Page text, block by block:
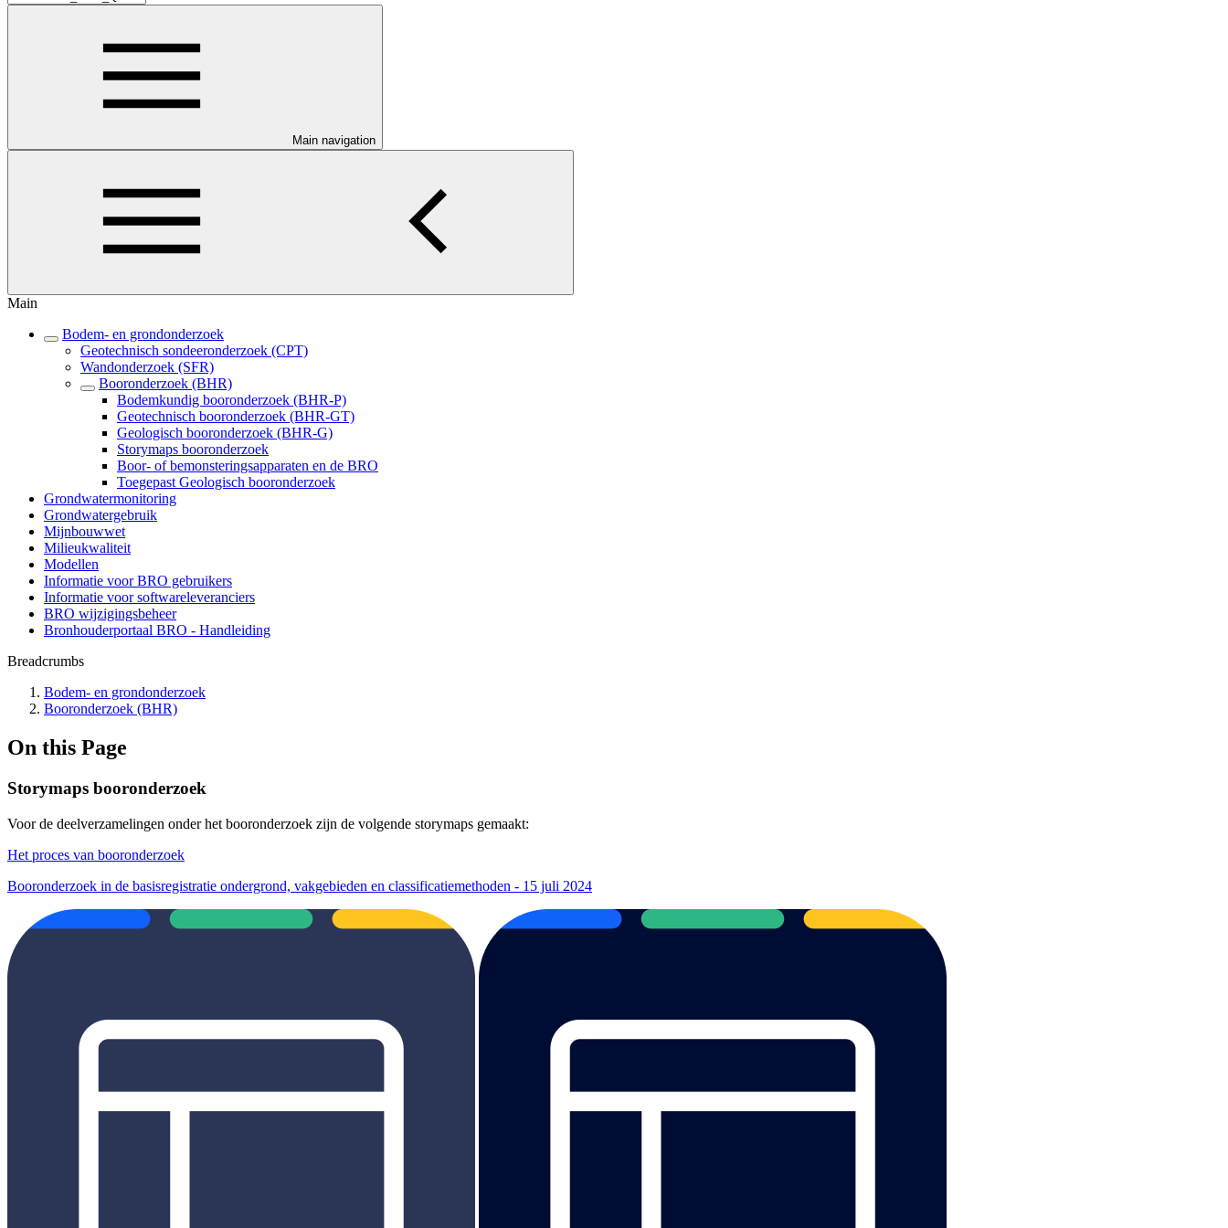
Main navigation
Main
Bodem- en grondonderzoek
Geotechnisch sondeeronderzoek (CPT)
Wandonderzoek (SFR)
Booronderzoek (BHR)
Bodemkundig booronderzoek (BHR-P)
Geotechnisch booronderzoek (BHR-GT)
Geologisch booronderzoek (BHR-G)
Storymaps booronderzoek
Boor- of bemonsteringsapparaten en de BRO
Toegepast Geologisch booronderzoek
Grondwatermonitoring
Grondwatergebruik
Mijnbouwwet
Milieukwaliteit
Modellen
Informatie voor BRO gebruikers
Informatie voor softwareleveranciers
BRO wijzigingsbeheer
Bronhouderportaal BRO - Handleiding
Breadcrumbs
Bodem- en grondonderzoek
Booronderzoek (BHR)
On this Page
Storymaps booronderzoek
Voor de deelverzamelingen onder het booronderzoek zijn de volgende storymaps gemaakt:
Het proces van booronderzoek
Booronderzoek in de basisregistratie ondergrond, vakgebieden en classificatiemethoden - 15 juli 2024